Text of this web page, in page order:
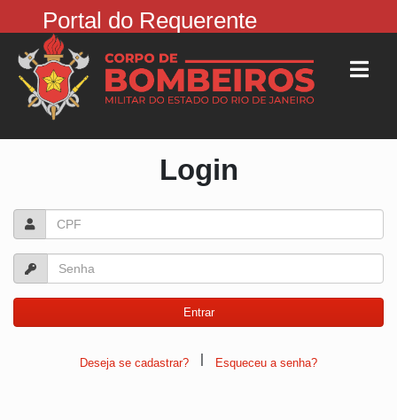
Portal do Requerente
Login
Deseja se cadastrar? | Esqueceu a senha?